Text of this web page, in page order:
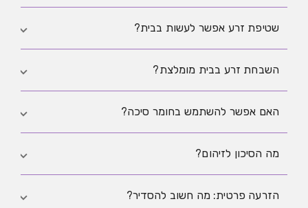
לרוב זו אינדיקציה ראשונית בלבד. לבירור אמין עדיפה
שטיפת זרע אפשר לעשות בבית?
בדרך כלל לא. זו פעולה מעבדתית במסגרת רפואית.
השבחת זרע בבית מומלצת?
לא. מדובר בתהליך מקצועי במעבדה ולא בפרקטיקה
האם אפשר להשתמש בחומר סיכה?
אם חייבים, רק חומר שמוגדר ידידותי לזרע ובכמות
מה הסיכון לזיהום?
הסיכון עולה עם ציוד לא נקי או שימוש חוזר. היגיינה
הזרעה פרטית: מה חשוב להסדיר?